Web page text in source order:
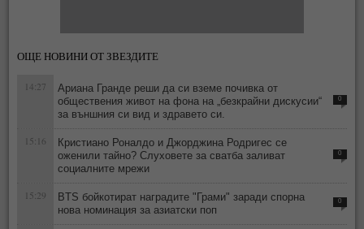
ОЩЕ НОВИНИ ОТ ЗВЕЗДИТЕ
14:27
Ариана Гранде реши да си вземе почивка от
обществения живот на фона на „безкрайни дискусии“
за външния си вид и здравето си.
0
15:16
Кристиано Роналдо и Джорджина Родригес се
оженили тайно? Слуховете за сватба заливат
социалните мрежи
0
15:29
BTS бойкотират наградите "Грами" заради спорна
нова номинация за азиатски поп
0